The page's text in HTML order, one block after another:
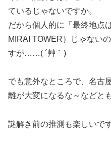
ているじゃないですか。
だから個人的に「最終地点
MIRAI TOWER）じゃない
すが……( ´艸｀)
でも意外なところで、名古
離が大変になるな～などと
謎解き前の推測も楽しいで